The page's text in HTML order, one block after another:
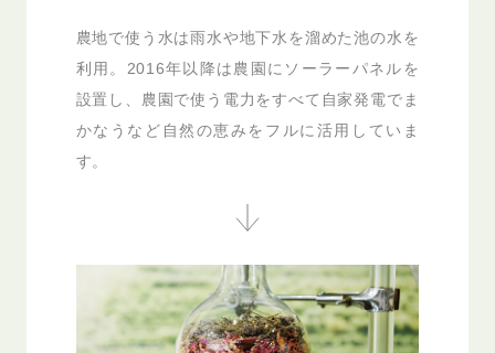
農地で使う水は雨水や地下水を溜めた池の水を
利用。2016年以降は農園にソーラーパネルを
設置し、農園で使う電力をすべて自家発電でま
かなうなど自然の恵みをフルに活用していま
す。